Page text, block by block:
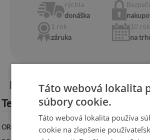
rýchla
donáška
1 rok
záruka
10
na
Informácie o produkte:
Technická špecifikácia:
ORIENTÁCIA:Horizontálna
Táto webová lokalita
súbory cookie.
Táto webová lokalita používa
cookie na zlepšenie